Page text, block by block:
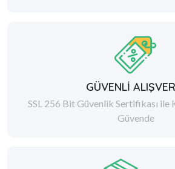
GÜVENLİ
SSL 256 Bit Güvenlik Sertifikası ile
Güvende